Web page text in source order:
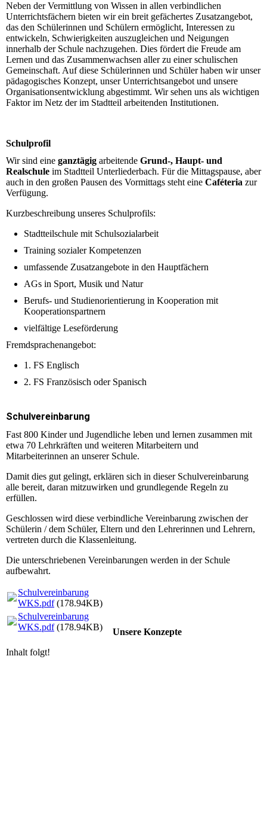
Neben der Vermittlung von Wissen in allen verbindlichen
Unterrichtsfächern bieten wir ein breit gefächertes Zusatzangebot,
das den Schülerinnen und Schülern ermöglicht, Interessen zu
entwickeln, Schwierigkeiten auszugleichen und Neigungen
innerhalb der Schule nachzugehen. Dies fördert die Freude am
Lernen und das Zusammenwachsen aller zu einer schulischen
Gemeinschaft. Auf diese Schülerinnen und Schüler haben wir unser
pädagogisches Konzept, unser Unterrichtsangebot und unsere
Organisationsentwicklung abgestimmt. Wir sehen uns als wichtigen
Faktor im Netz der im Stadtteil arbeitenden Institutionen.
Schulprofil
Wir sind eine ganztägig arbeitende Grund-, Haupt- und
Realschule im Stadtteil Unterliederbach. Für die Mittagspause, aber
auch in den großen Pausen des Vormittags steht eine Caféteria zur
Verfügung.
Kurzbeschreibung unseres Schulprofils:
Stadtteilschule mit Schulsozialarbeit
Training sozialer Kompetenzen
umfassende Zusatzangebote in den Hauptfächern
AGs in Sport, Musik und Natur
Berufs- und Studienorientierung in Kooperation mit
Kooperationspartnern
vielfältige Leseförderung
Fremdsprachenangebot:
1. FS Englisch
2. FS Französisch oder Spanisch
Schulvereinbarung
Fast 800 Kinder und Jugendliche leben und lernen zusammen mit
etwa 70 Lehrkräften und weiteren Mitarbeitern und
Mitarbeiterinnen an unserer Schule.
Damit dies gut gelingt, erklären sich in dieser Schulvereinbarung
alle bereit, daran mitzuwirken und grundlegende Regeln zu
erfüllen.
Geschlossen wird diese verbindliche Vereinbarung zwischen der
Schülerin / dem Schüler, Eltern und den Lehrerinnen und Lehrern,
vertreten durch die Klassenleitung.
Die unterschriebenen Vereinbarungen werden in der Schule
aufbewahrt.
Schulvereinbarung
WKS.pdf(178.94KB)
Schulvereinbarung
WKS.pdf(178.94KB)
Unsere Konzepte
Inhalt folgt!